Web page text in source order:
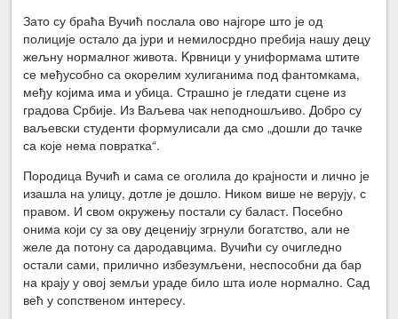
Зато су браћа Вучић послала ово најгоре што је од
полиције остало да јури и немилосрдно пребија нашу децу
жељну нормалног живота. Kрвници у униформама штите
се међусобно са окорелим хулиганима под фантомкама,
међу којима има и убица. Страшно је гледати сцене из
градова Србије. Из Ваљева чак неподношљиво. Добро су
ваљевски студенти формулисали да смо „дошли до тачке
са које нема повратка“.
Породица Вучић и сама се оголила до крајности и лично је
изашла на улицу, дотле је дошло. Ником више не верују, с
правом. И свом окружењу постали су баласт. Посебно
онима који су за ову деценију згрнули богатство, али не
желе да потону са дародавцима. Вучићи су очигледно
остали сами, прилично избезумљени, неспособни да бар
на крају у овој земљи ураде било шта иоле нормално. Сад
већ у сопственом интересу.